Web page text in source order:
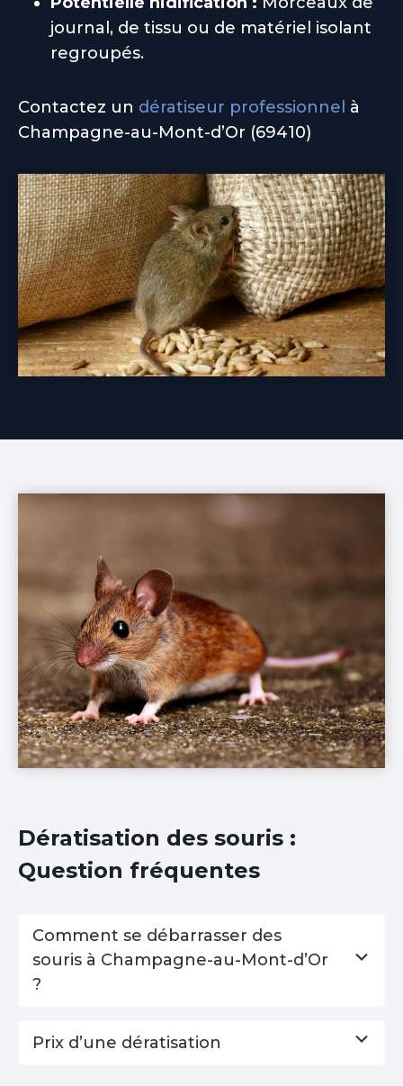
journal, de tissu ou de matériel isolant
regroupés.
Contactez un dératiseur professionnel à
Champagne-au-Mont-d’Or (69410)
Dératisation des souris :
Question fréquentes
Comment se débarrasser des
souris à Champagne-au-Mont-d’Or
?
Prix d’une dératisation